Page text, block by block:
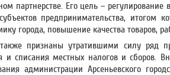
партнерстве. Его цель – регулирование
предпринимательства, итогом
города, повышение качества товаров,
признаны утратившими силу ряд
и списания местных налогов и сборов.
администрации Арсеньевского